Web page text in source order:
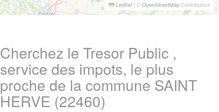
Leaflet | ©OpenStreetMapContributors
Cherchez le Tresor Public ,
service des impots, le plus
proche de la commune SAINT
HERVE (22460)